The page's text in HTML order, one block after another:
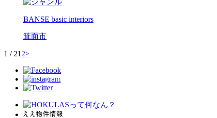
BANSE basic interiors
箕面市
1 / 21 2>